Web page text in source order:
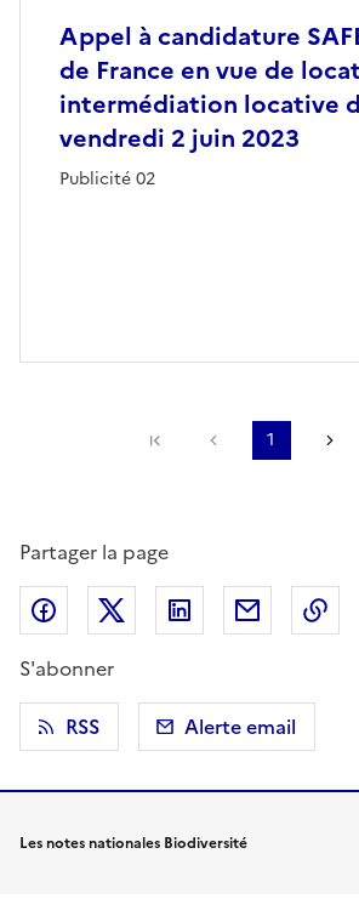
Appel à candidature
de France en vue de
intermédiation locative
vendredi 2 juin 2023
Publicité 02
Première pagePage précédente
1
Partager la page
Partager sur Facebook
Partager sur X
Partager surPartager
S'abonner
RSS
Alerte email
Les notes nationales Biodiversité